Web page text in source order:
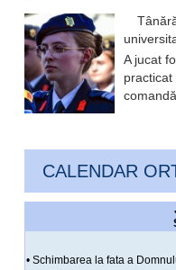
A jucat
comandă
CALENDAR
• Schimbarea la fata a